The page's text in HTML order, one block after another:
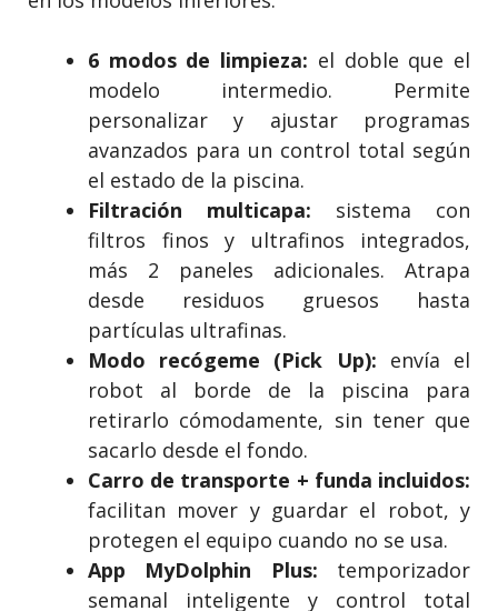
6 modos de limpieza: el doble que el
modelo intermedio. Permite
personalizar y ajustar programas
avanzados para un control total según
el estado de la piscina.
Filtración multicapa: sistema con
filtros finos y ultrafinos integrados,
más 2 paneles adicionales. Atrapa
desde residuos gruesos hasta
partículas ultrafinas.
Modo recógeme (Pick Up): envía el
robot al borde de la piscina para
retirarlo cómodamente, sin tener que
sacarlo desde el fondo.
Carro de transporte + funda incluidos:
facilitan mover y guardar el robot, y
protegen el equipo cuando no se usa.
App MyDolphin Plus: temporizador
semanal inteligente y control total